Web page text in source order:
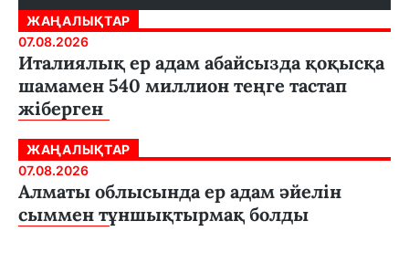
ЖАҢАЛЫҚТАР
07.08.2026
Италиялық ер адам абайсызда қоқысқа
шамамен 540 миллион теңге тастап
жіберген
ЖАҢАЛЫҚТАР
07.08.2026
Алматы облысында ер адам әйелін
сыммен тұншықтырмақ болды